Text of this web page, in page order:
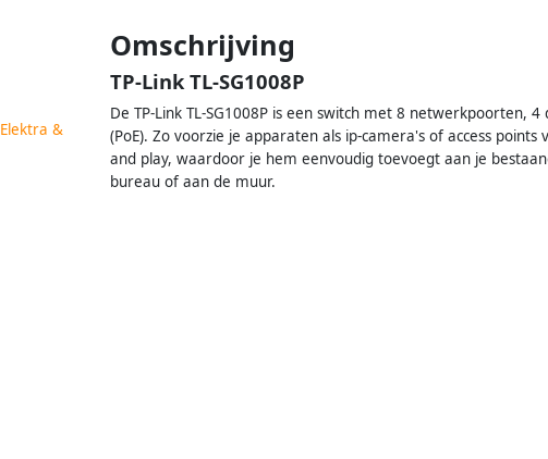
Elektra &
Omschrijving
TP-Link TL-SG1008P
De TP-Link TL-SG1008P is een switch met 8 netwerkpoorten,
(PoE). Zo voorzie je apparaten als ip-camera's of access
and play, waardoor je hem eenvoudig toevoegt aan je
bureau of aan de muur.